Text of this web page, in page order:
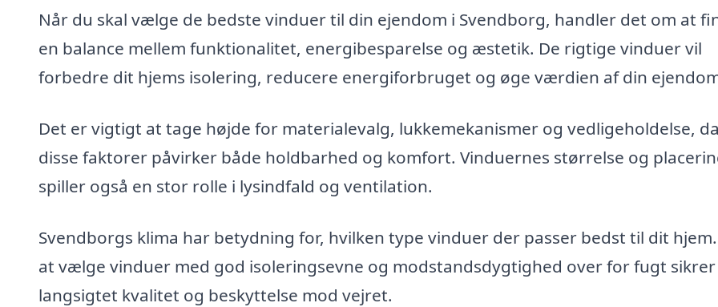
Når du skal vælge de bedste vinduer til din ejendom i Svendborg, handler det om at
en balance mellem funktionalitet, energibesparelse og æstetik. De rigtige vinduer vil
forbedre dit hjems isolering, reducere energiforbruget og øge værdien af din
Det er vigtigt at tage højde for materialevalg, lukkemekanismer og vedligeholdelse, da
disse faktorer påvirker både holdbarhed og komfort. Vinduernes størrelse og
spiller også en stor rolle i lysindfald og ventilation.
Svendborgs klima har betydning for, hvilken type vinduer der passer bedst til dit hjem.
at vælge vinduer med god isoleringsevne og modstandsdygtighed over for fugt sikrer
langsigtet kvalitet og beskyttelse mod vejret.